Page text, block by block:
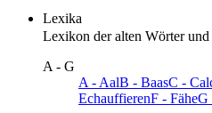
Lexika
Lexikon der alten Wörter
A - G
A - AalB - BaasC -
EchauffierenF - FäheG